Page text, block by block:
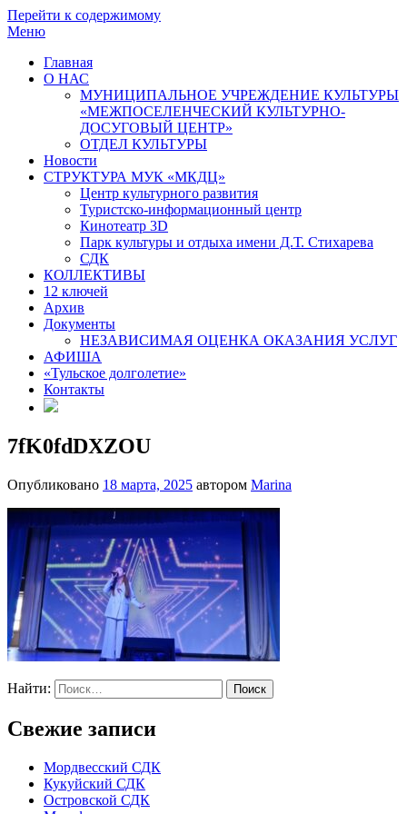
Перейти к содержимому
Меню
Главная
О НАС
МУНИЦИПАЛЬНОЕ УЧРЕЖДЕНИЕ КУЛЬТУРЫ
«МЕЖПОСЕЛЕНЧЕСКИЙ КУЛЬТУРНО-
ДОСУГОВЫЙ ЦЕНТР»
ОТДЕЛ КУЛЬТУРЫ
Новости
СТРУКТУРА МУК «МКДЦ»
Центр культурного развития
Туристско-информационный центр
Кинотеатр 3D
Парк культуры и отдыха имени Д.Т. Стихарева
СДК
КОЛЛЕКТИВЫ
12 ключей
Архив
Документы
НЕЗАВИСИМАЯ ОЦЕНКА ОКАЗАНИЯ УСЛУГ
АФИША
«Тульское долголетие»
Контакты
7fK0fdDXZOU
Опубликовано 18 марта, 2025 автором Marina
Найти:
Свежие записи
Мордвесский СДК
Кукуйский СДК
Островской СДК